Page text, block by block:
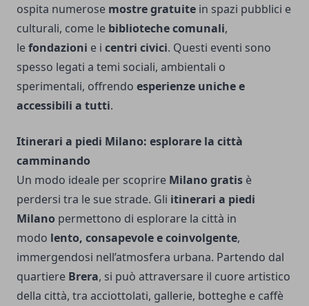
ospita numerose mostre gratuite in spazi pubblici e
culturali, come le biblioteche comunali,
lefondazioni e i centri civici. Questi eventi sono
spesso legati a temi sociali, ambientali o
sperimentali, offrendo esperienze uniche e
accessibili a tutti.
Itinerari a piedi Milano: esplorare la città
camminando
Un modo ideale per scoprire Milano gratis è
perdersi tra le sue strade. Gli itinerari a piedi
Milano permettono di esplorare la città in
modo lento, consapevole e coinvolgente,
immergendosi nell’atmosfera urbana. Partendo dal
quartiere Brera, si può attraversare il cuore artistico
della città, tra acciottolati, gallerie, botteghe e caffè